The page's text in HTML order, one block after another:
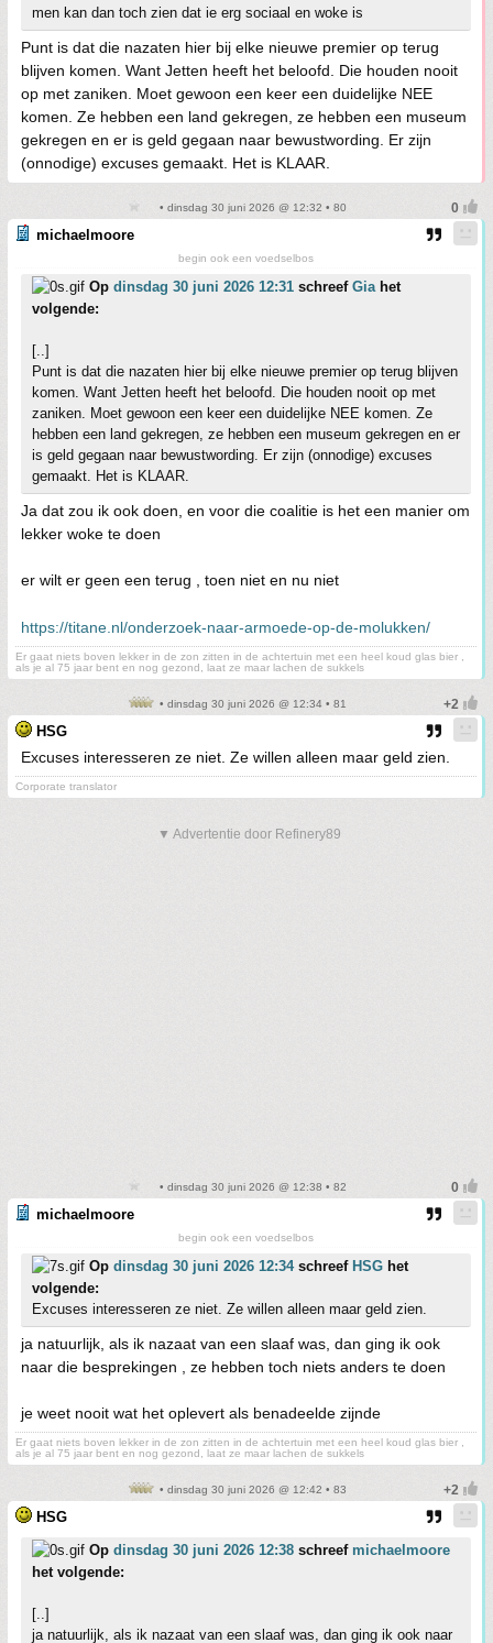
men kan dan toch zien dat ie erg sociaal en woke is
Punt is dat die nazaten hier bij elke nieuwe premier op terug
blijven komen. Want Jetten heeft het beloofd. Die houden nooit
op met zaniken. Moet gewoon een keer een duidelijke NEE
komen. Ze hebben een land gekregen, ze hebben een museum
gekregen en er is geld gegaan naar bewustwording. Er zijn
(onnodige) excuses gemaakt. Het is KLAAR.
• dinsdag 30 juni 2026 @ 12:32 • 80
michaelmoore
begin ook een voedselbos
Op dinsdag 30 juni 2026 12:31 schreef Giahet
volgende:
[..]
Punt is dat die nazaten hier bij elke nieuwe premier op terug blijven
komen. Want Jetten heeft het beloofd. Die houden nooit op met
zaniken. Moet gewoon een keer een duidelijke NEE komen. Ze
hebben een land gekregen, ze hebben een museum gekregen en er
is geld gegaan naar bewustwording. Er zijn (onnodige) excuses
gemaakt. Het is KLAAR.
Ja dat zou ik ook doen, en voor die coalitie is het een manier om
lekker woke te doen
er wilt er geen een terug , toen niet en nu niet
https://titane.nl/onderzoek-naar-armoede-op-de-molukken/
Er gaat niets boven lekker in de zon zitten in de achtertuin met een heel koud glas bier ,
als je al 75 jaar bent en nog gezond, laat ze maar lachen de sukkels
• dinsdag 30 juni 2026 @ 12:34 • 81
HSG
Excuses interesseren ze niet. Ze willen alleen maar geld zien.
Corporate translator
▼ Advertentie door Refinery89
• dinsdag 30 juni 2026 @ 12:38 • 82
michaelmoore
begin ook een voedselbos
Op dinsdag 30 juni 2026 12:34schreef HSG het
volgende:
Excuses interesseren ze niet. Ze willen alleen maar geld zien.
ja natuurlijk, als ik nazaat van een slaaf was, dan ging ik ook
naar die besprekingen , ze hebben toch niets anders te doen
je weet nooit wat het oplevert als benadeelde zijnde
Er gaat niets boven lekker in de zon zitten in de achtertuin met een heel koud glas bier ,
als je al 75 jaar bent en nog gezond, laat ze maar lachen de sukkels
• dinsdag 30 juni 2026 @ 12:42 • 83
HSG
Op dinsdag 30 juni 2026 12:38 schreef michaelmoore
het volgende:
[..]
ja natuurlijk, als ik nazaat van een slaaf was, dan ging ik ook naar